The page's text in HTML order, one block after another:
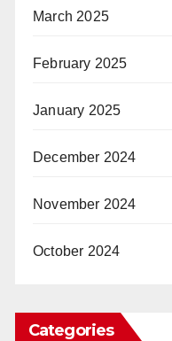
March 2025
February 2025
January 2025
December 2024
November 2024
October 2024
Categories